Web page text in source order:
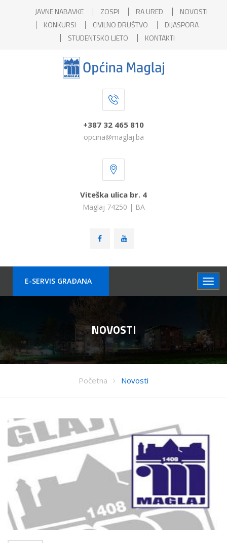
JAVNE NABAVKE ZOSPI RA URED
NOVOSTI
KONKURSI
CIVILNO DRUŠTVO
DIJASPORA
STUDENTSKO LJETO
KONTAKTI
+387 32 465 810
opcina@maglaj.ba
Viteška ulica br. 4
Maglaj 74250 | BA
E-SERVIS GRAÐANA
NOVOSTI
Početna Novosti